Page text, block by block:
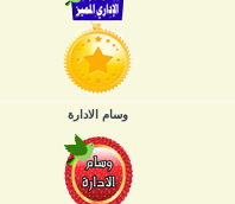
وسام الادارة